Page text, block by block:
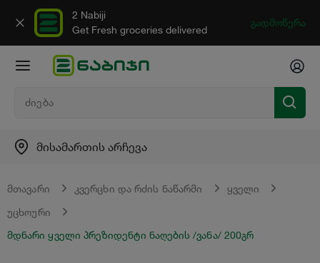
2 Nabiji
Get Fresh groceries delivered
გადმოწერა
მისამართის არჩევა
მთავარი კვერცხი და რძის ნაწარმი ყველი
უცხოური
მდნარი ყველი პრეზიდენტი ნაღების /ვანა/ 200გრ